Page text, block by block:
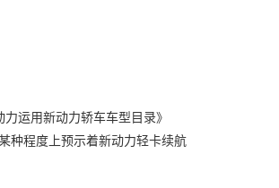
运用新动力轿车车型目录》
种程度上预示着新动力轻卡续航